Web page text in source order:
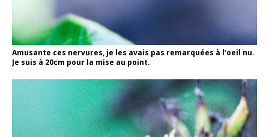
Amusante ces nervures, je les avais pas remarquées à l’oeil nu.
Je suis à 20cm pour la mise au point.